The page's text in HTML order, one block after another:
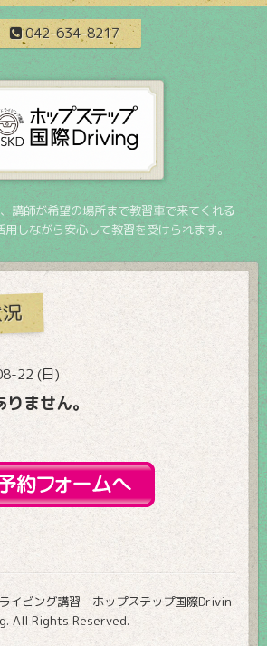
042-634-8217
講師が希望の場所まで教習車で来てくれる
用しながら安心して教習を受けられます。
22 (日)
ません。
イビング講習 ホップステップ国際Drivin
g. All Rights Reserved.